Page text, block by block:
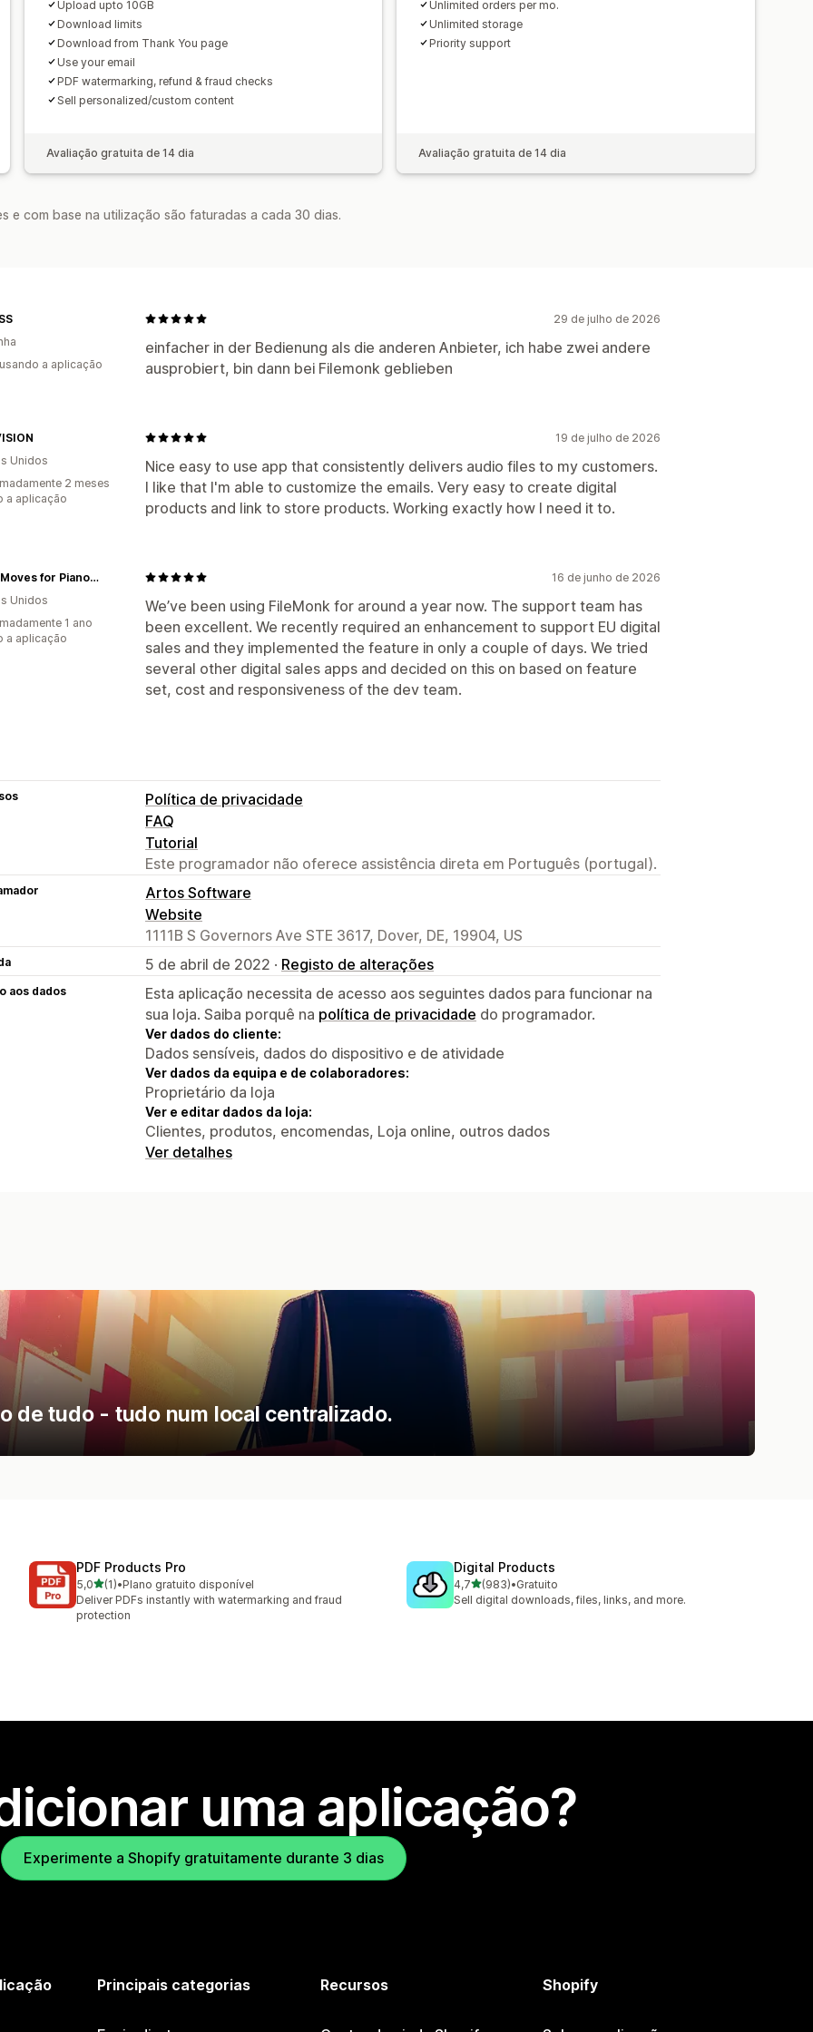
Upload upto 10GB
Download limits
Download from Thank You page
Use your email
PDF watermarking, refund & fraud checks
Sell personalized/custom content
Avaliação gratuita de 14 dia
Unlimited orders per mo.
Unlimited storage
Priority support
Avaliação gratuita de 14 dia
e com base na utilização são faturadas a cada 30 dias.
29 de julho de 2026
einfacher in der Bedienung als die anderen Anbieter, ich habe zwei andere
ausprobiert, bin dann bei Filemonk geblieben
a aplicação
19 de julho de 2026
Nice easy to use app that consistently delivers audio files to my customers.
I like that I'm able to customize the emails. Very easy to create digital
products and link to store products. Working exactly how I need it to.
Unidos
2 meses
a aplicação
16 de junho de 2026
We’ve been using FileMonk for around a year now. The support team has
been excellent. We recently required an enhancement to support EU digital
sales and they implemented the feature in only a couple of days. We tried
several other digital sales apps and decided on this on based on feature
set, cost and responsiveness of the dev team.
Music Moves for Piano, LLC
Unidos
1 ano
a aplicação
Política de privacidade
FAQ
Tutorial
Este programador não oferece assistência direta em Português (portugal).
Artos Software
Website
1111B S Governors Ave STE 3617, Dover, DE, 19904, US
5 de abril de 2022 · Registo de alterações
aos dados
Esta aplicação necessita de acesso aos seguintes dados para funcionar na
sua loja. Saiba porquê na política de privacidade do programador.
Ver dados do cliente:
Dados sensíveis, dados do dispositivo e de atividade
Ver dados da equipa e de colaboradores:
Proprietário da loja
Ver e editar dados da loja:
Clientes, produtos, encomendas, Loja online, outros dados
Ver detalhes
de tudo - tudo num local centralizado.
PDF Products Pro
5,0de 5 estrelas
(1)
1 total de avaliações
•Plano gratuito disponível
Deliver PDFs instantly with watermarking and fraud
protection
Digital Products
4,7de 5 estrelas
(983)
983 total de avaliações
•Gratuito
Sell digital downloads, files, links, and more.
uma aplicação?
Experimente a Shopify gratuitamente durante 3 dias
Principais categorias Recursos Shopify